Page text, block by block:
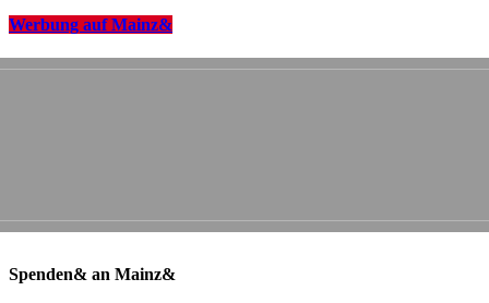
Werbung auf Mainz&
Spenden& an Mainz&